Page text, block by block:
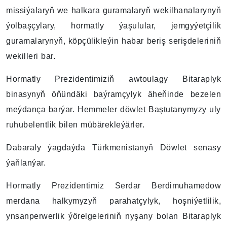
missiýalaryň we halkara guramalaryň wekilhanalarynyň
ýolbaşçylary, hormatly ýaşulular, jemgyýetçilik
guramalarynyň, köpçülikleýin habar beriş serişdeleriniň
wekilleri bar.
Hormatly Prezidentimiziň awtoulagy Bitaraplyk
binasynyň öňündäki baýramçylyk äheňinde bezelen
meýdança barýar. Hemmeler döwlet Baştutanymyzy uly
ruhubelentlik bilen mübärekleýärler.
Dabaraly ýagdaýda Türkmenistanyň Döwlet senasy
ýaňlanýar.
Hormatly Prezidentimiz Serdar Berdimuhamedow
merdana halkymyzyň parahatçylyk, hoşniýetlilik,
ynsanperwerlik ýörelgeleriniň nyşany bolan Bitaraplyk